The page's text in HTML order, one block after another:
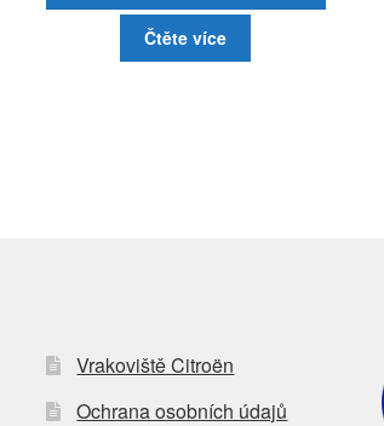
Čtěte více
Vrakoviště Citroën
Ochrana osobních údajů